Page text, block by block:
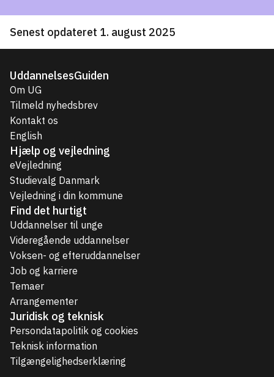
Senest opdateret 1. august 2025
UddannelsesGuiden
Om UG
Tilmeld nyhedsbrev
Kontakt os
English
Hjælp og vejledning
eVejledning
Studievalg Danmark
Vejledning i din kommune
Find det hurtigt
Uddannelser til unge
Videregående uddannelser
Voksen- og efteruddannelser
Job og karriere
Temaer
Arrangementer
Juridisk og teknisk
Persondatapolitik og cookies
Teknisk information
Tilgængelighedserklæring